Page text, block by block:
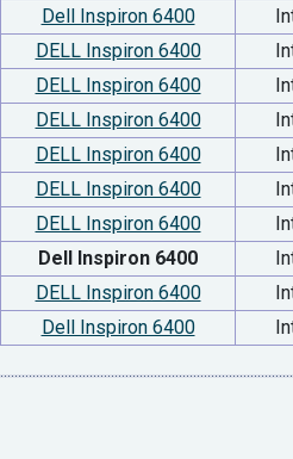
Dell Inspiron 6400
DELL Inspiron 6400
DELL Inspiron 6400
DELL Inspiron 6400
DELL Inspiron 6400
DELL Inspiron 6400
DELL Inspiron 6400
Dell Inspiron 6400
DELL Inspiron 6400
Dell Inspiron 6400